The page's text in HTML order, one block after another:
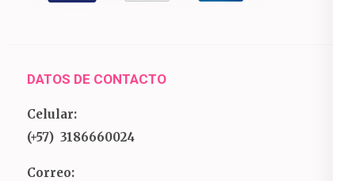
DATOS DE CONTACTO
Celular:
(+57) 3186660024
Correo: